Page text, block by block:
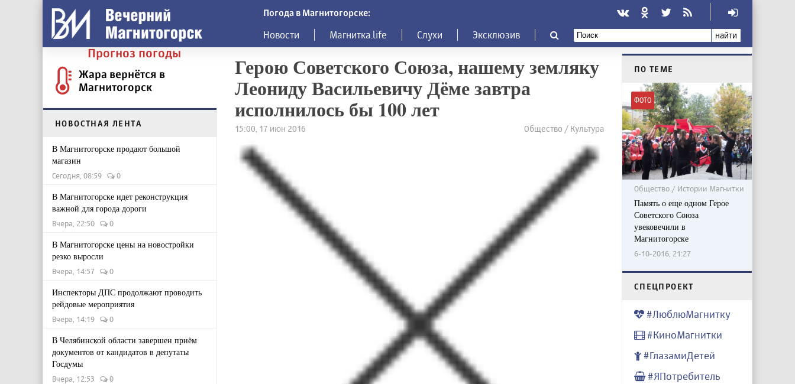
Погода в Магнитогорске:
Новости Магнитка.life Слухи Эксклюзив найти
Прогноз погоды
Жара вернётся в
Магнитогорск
НОВОСТНАЯ ЛЕНТА
В Магнитогорске продают большой
магазин
Сегодня, 08:59 0
В Магнитогорске идет реконструкция
важной для города дороги
Вчера, 22:50 0
В Магнитогорске цены на новостройки
резко выросли
Вчера, 14:57 0
Инспекторы ДПС продолжают проводить
рейдовые мероприятия
Вчера, 14:19 0
В Челябинской области завершен приём
документов от кандидатов в депутаты
Госдумы
Вчера, 12:53 0
Герою Советского Союза, нашему земляку
Леониду Васильевичу Дёме завтра
исполнилось бы 100 лет
15:00, 17 июн 2016 Общество / Культура
ПО ТЕМЕ
ФОТО
Общество / Истории Магнитки
Память о еще одном Герое
Советского Союза
увековечили в
Магнитогорске
6-10-2016, 21:27
CПЕЦПРОЕКТ
#ЛюблюМагнитку
#КиноМагнитки
#ГлазамиДетей
#ЯПотребитель